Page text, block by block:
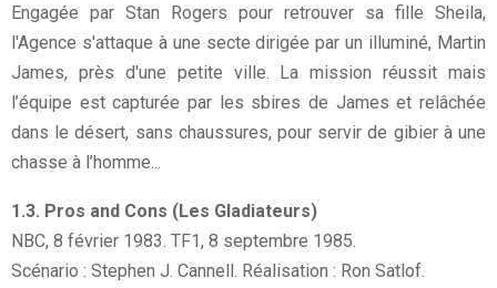
Engagée par Stan Rogers pour retrouver sa fille Sheila,
l'Agence s'attaque à une secte dirigée par un illuminé, Martin
James, près d'une petite ville. La mission réussit mais
l’équipe est capturée par les sbires de James et relâchée
dans le désert, sans chaussures, pour servir de gibier à une
chasse à l’homme...
1.3. Pros and Cons (Les Gladiateurs)
NBC, 8 février 1983. TF1, 8 septembre 1985.
Scénario : Stephen J. Cannell. Réalisation : Ron Satlof.